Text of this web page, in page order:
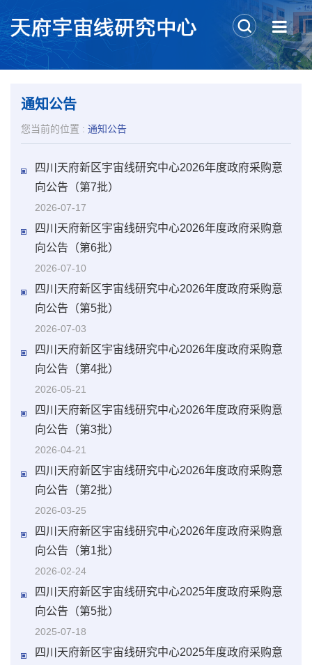
通知公告
您当前的位置 : 通知公告
四川天府新区宇宙线研究中心2026年度政府采购意
向公告（第7批）
2026-07-17
四川天府新区宇宙线研究中心2026年度政府采购意
向公告（第6批）
2026-07-10
四川天府新区宇宙线研究中心2026年度政府采购意
向公告（第5批）
2026-07-03
四川天府新区宇宙线研究中心2026年度政府采购意
向公告（第4批）
2026-05-21
四川天府新区宇宙线研究中心2026年度政府采购意
向公告（第3批）
2026-04-21
四川天府新区宇宙线研究中心2026年度政府采购意
向公告（第2批）
2026-03-25
四川天府新区宇宙线研究中心2026年度政府采购意
向公告（第1批）
2026-02-24
四川天府新区宇宙线研究中心2025年度政府采购意
向公告（第5批）
2025-07-18
四川天府新区宇宙线研究中心2025年度政府采购意